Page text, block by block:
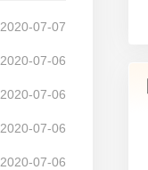
2020-07-07
2020-07-06
2020-07-06
2020-07-06
2020-07-06